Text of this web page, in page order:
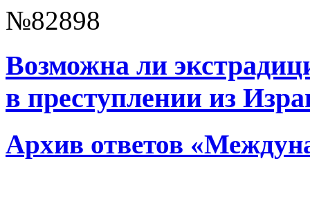
№82898
Возможна ли
в преступлении из
Архив ответов